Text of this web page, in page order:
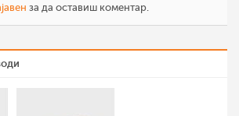
за да оставиш коментар.